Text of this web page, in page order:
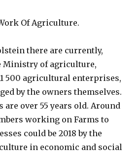
Of Agriculture.
there are currently,
Ministry of agriculture,
500 agricultural enterprises,
by the owners themselves.
are over 55 years old. Around
working on Farms to
could be 2018 by the
in economic and social